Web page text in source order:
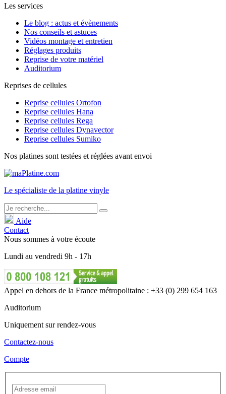
Les services
Le blog : actus et évènements
Nos conseils et astuces
Vidéos montage et entretien
Réglages produits
Reprise de votre matériel
Auditorium
Reprises de cellules
Reprise cellules Ortofon
Reprise cellules Hana
Reprise cellules Rega
Reprise cellules Dynavector
Reprise cellules Sumiko
Nos platines sont testées et réglées avant envoi
Le spécialiste de la platine vinyle
Aide
Contact
Nous sommes à votre écoute
Lundi au vendredi 9h - 17h
Appel en dehors de la France métropolitaine : +33 (0) 299 654 163
Auditorium
Uniquement sur rendez-vous
Contactez-nous
Compte